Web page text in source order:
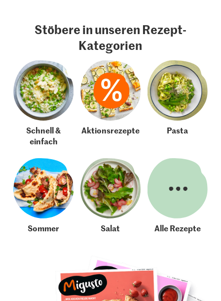
Stöbere in unseren Rezept-
Kategorien
Schnell &
einfach
Aktionsrezepte Pasta
Sommer Salat Alle Rezepte